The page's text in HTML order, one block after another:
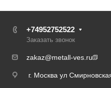
+74952752522
Заказать звонок
zakaz@metall-ves.ru
г. Москва ул